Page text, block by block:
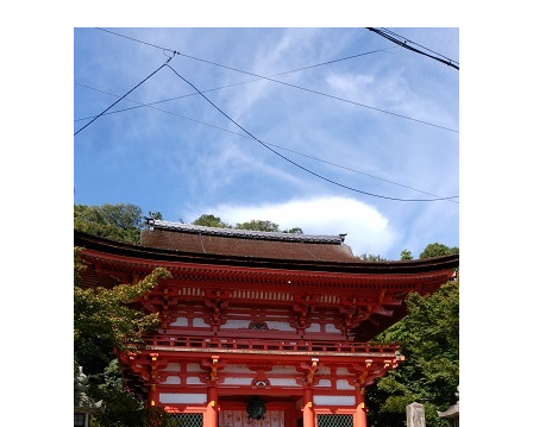
お問い合わせ
卒業生の方へ
各種証明書の申請